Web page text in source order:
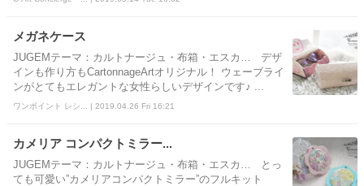
メガネケース
JUGEMテーマ：カルトナージュ・布箱・エスカ… デザ
インも作り方もCartonnageArtオリジナル！ ウェーブライ
ンがとてもエレガントな女性らしいデザインです♪ ...
ワンポイント レシ... | 2019.04.26 Fri 16:21
カメリア コンパクトミラー...
JUGEMテーマ：カルトナージュ・布箱・エスカ… とっ
ても可愛い”カメリアコンパクトミラー”のフルキット